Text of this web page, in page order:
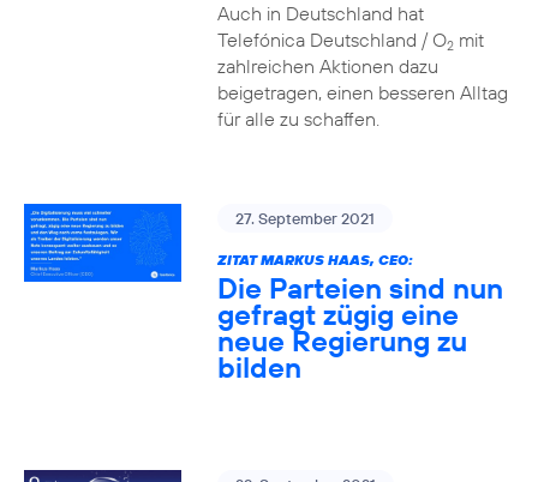
Auch in Deutschland hat
Telefónica Deutschland / O2mit
zahlreichen Aktionen dazu
beigetragen, einen besseren Alltag
für alle zu schaffen.
27. September 2021
ZITAT MARKUS HAAS, CEO:
Die Parteien sind nun
gefragt zügig eine
neue Regierung zu
bilden